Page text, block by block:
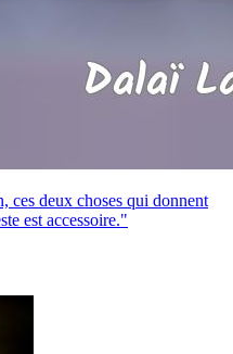
ces deux choses qui donnent
est accessoire."